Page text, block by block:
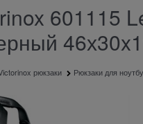
601115
рюкзаки Рюкзаки для